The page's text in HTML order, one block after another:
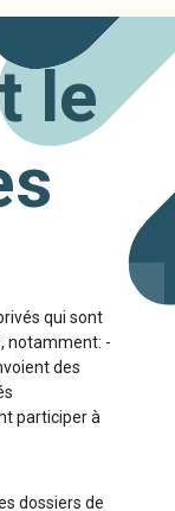
le
qui sont
notamment: -
des
participer à
dossiers de